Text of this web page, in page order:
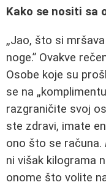
Kako se nositi sa
„Jao, što si
noge.” Ovakve
Osobe koje su
se na
razgraničite svoj
ste zdravi, imate
ono što se računa.
ni višak kilograma
onome što volite